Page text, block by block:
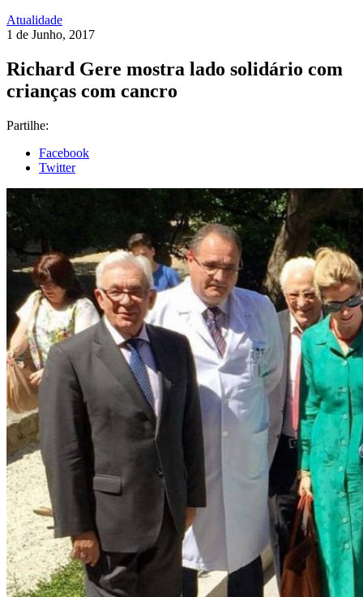
Atualidade
1 de Junho, 2017
Richard Gere mostra lado solidário com
crianças com cancro
Partilhe:
Facebook
Twitter